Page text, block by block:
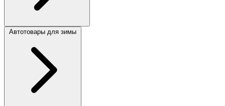
Автотовары для зимы